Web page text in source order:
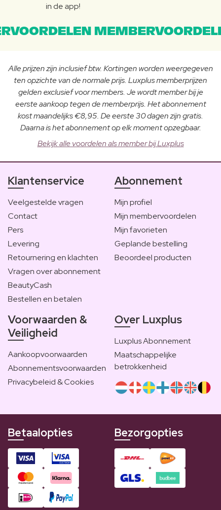
in de app!
Alle prijzen zijn inclusief btw. Kortingen worden weergegeven
ten opzichte van de normale prijs. Luxplus memberprijzen
gelden exclusief voor members. Je wordt member bij je
eerste aankoop tegen de memberprijs. Het abonnement
kost maandelijks €8,95. De eerste 30 dagen zijn gratis.
Daarna is het abonnement op elk moment opzegbaar.
Bekijk alle voordelen als member bij Luxplus
Klantenservice
Veelgestelde vragen
Contact
Pers
Levering
Retournering en klachten
Vragen over abonnement
BeautyCash
Bestellen en betalen
Abonnement
Mijn profiel
Mijn membervoordelen
Mijn favorieten
Geplande bestelling
Beoordeel producten
Voorwaarden &
Veiligheid
Aankoopvoorwaarden
Abonnementsvoorwaarden
Privacybeleid & Cookies
Over Luxplus
Luxplus Abonnement
Maatschappelijke
betrokkenheid
Betaalopties Bezorgopties